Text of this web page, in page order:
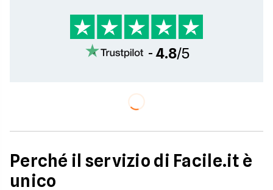
-4.8/5
Perché il servizio di Facile.it è
unico